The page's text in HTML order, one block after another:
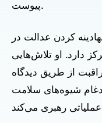
پیوست.
کردن عدالت در
دارد. او تلاش‌هایی
از طریق دیدگاه
شیوه‌های سلامت